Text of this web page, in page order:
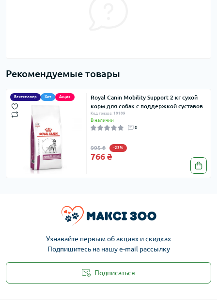
Рекомендуемые товары
Бестселлер Хит Акция
Royal Canin Mobility Support 2 кг сухой
корм для собак с поддержкой суставов
Код товара: 18189
В наличии
0
995 ₴ -23%
766 ₴
Узнавайте первым об акциях и скидках
Подпишитесь на нашу e-mail рассылку
Подписаться